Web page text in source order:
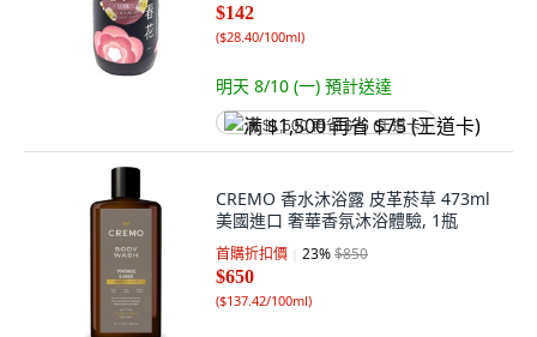
$142
($28.40/100ml)
明天 8/10 (一) 預計送達
满 $1,500 再省 $75 (王道卡)
CREMO 香水沐浴露 皮革菸草 473ml
美國進口 奢華香氛沐浴體驗, 1瓶
首購折扣價 23%$850
$650
($137.42/100ml)